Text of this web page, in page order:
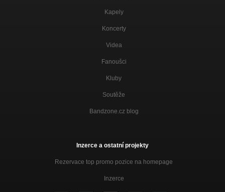
Kapely
Koncerty
Videa
Fanoušci
Kluby
Soutěže
Bandzone.cz blog
Inzerce a ostatní projekty
Rezervace top promo pozice na homepage
Inzerce